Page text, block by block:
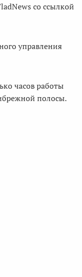
со ссылкой
управления
часов работы
полосы.